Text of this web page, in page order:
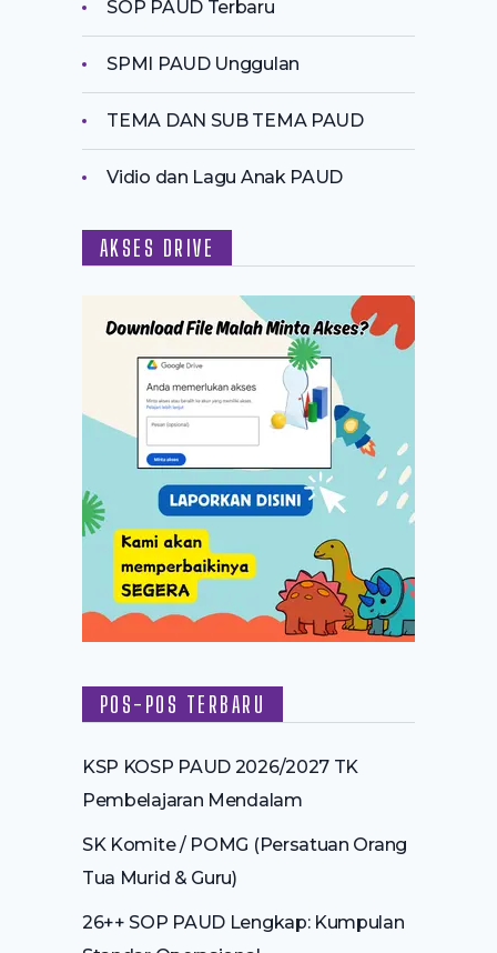
SOP PAUD Terbaru
SPMI PAUD Unggulan
TEMA DAN SUB TEMA PAUD
Vidio dan Lagu Anak PAUD
AKSES DRIVE
POS-POS TERBARU
KSP KOSP PAUD 2026/2027 TK
Pembelajaran Mendalam
SK Komite / POMG (Persatuan Orang
Tua Murid & Guru)
26++ SOP PAUD Lengkap: Kumpulan